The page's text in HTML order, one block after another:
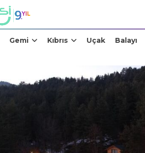
Gemi Kıbrıs Uçak Balayı